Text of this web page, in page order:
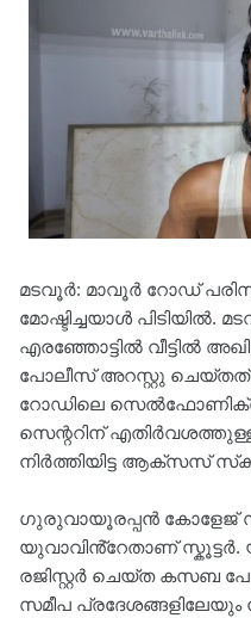
മടവൂർ: മാവൂർ റോഡ്
മോഷ്ടിച്ചയാൾ പിടിയിൽ.
എരഞ്ഞോട്ടിൽ വീട്ടിൽ
പോലീസ് അറസ്റ്റു
റോഡിലെ
സെന്ററിന് എതിർവശത്തുള്ള
നിർത്തിയിട്ട ആക്‌സസ്
ഗുരുവായൂരപ്പൻ കോളേജ്
യുവാവിൻ്റേതാണ് സ്കൂട്ടർ.
രജിസ്റ്റർ ചെയ്ത കസബ
സമീപ പ്രദേശങ്ങളിലേയും